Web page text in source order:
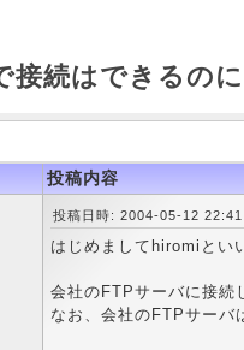
接続はできるの
投稿内容
投稿日時: 2004-05-12 22:41
はじめましてhiromiとい
会社のFTPサーバに接続
なお、会社のFTPサーバ